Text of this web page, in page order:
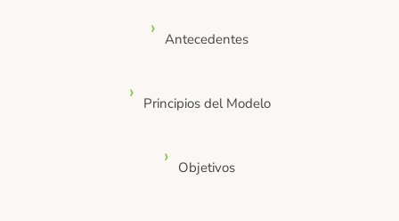
Antecedentes
Principios del Modelo
Objetivos